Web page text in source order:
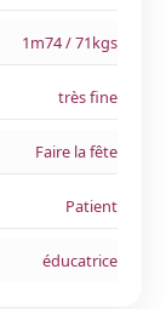
1m74 / 71kgs
très fine
Faire la fête
Patient
éducatrice